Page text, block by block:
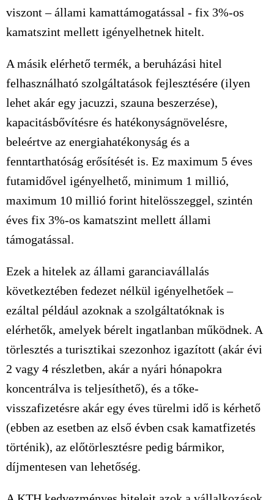
viszont – állami kamattámogatással - fix 3%-os
kamatszint mellett igényelhetnek hitelt.
A másik elérhető termék, a beruházási hitel
felhasználható szolgáltatások fejlesztésére (ilyen
lehet akár egy jacuzzi, szauna beszerzése),
kapacitásbővítésre és hatékonyságnövelésre,
beleértve az energiahatékonyság és a
fenntarthatóság erősítését is. Ez maximum 5 éves
futamidővel igényelhető, minimum 1 millió,
maximum 10 millió forint hitelösszeggel, szintén
éves fix 3%-os kamatszint mellett állami
támogatással.
Ezek a hitelek az állami garanciavállalás
következtében fedezet nélkül igényelhetőek –
ezáltal például azoknak a szolgáltatóknak is
elérhetők, amelyek bérelt ingatlanban működnek. A
törlesztés a turisztikai szezonhoz igazított (akár évi
2 vagy 4 részletben, akár a nyári hónapokra
koncentrálva is teljesíthető), és a tőke-
visszafizetésre akár egy éves türelmi idő is kérhető
(ebben az esetben az első évben csak kamatfizetés
történik), az előtörlesztésre pedig bármikor,
díjmentesen van lehetőség.